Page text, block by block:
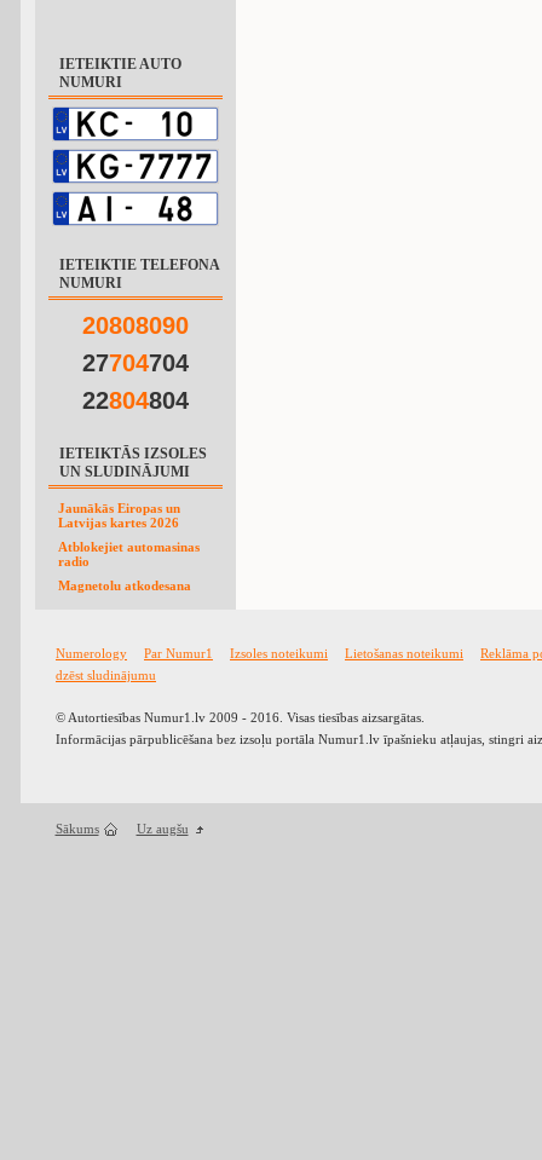
IETEIKTIE AUTO
NUMURI
IETEIKTIE TELEFONA
NUMURI
20808090
27704704
22804804
IETEIKTĀS IZSOLES
UN SLUDINĀJUMI
Jaunākās Eiropas un
Latvijas kartes 2026
Atblokejiet automasinas
radio
Magnetolu atkodesana
Numerology Par Numur1 Izsoles noteikumi Lietošanas noteikumi
Reklāma
dzēst sludinājumu
© Autortiesības Numur1.lv 2009 - 2016. Visas tiesības aizsargātas.
Informācijas pārpublicēšana bez izsoļu portāla Numur1.lv īpašnieku atļaujas, stingri
Sākums Uz augšu